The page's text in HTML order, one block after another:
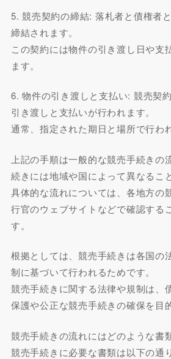
5. 競売契約の締結: 落札者と債権者
締結されます。
この契約には物件の引き渡し日や支
ます。
6. 物件の引き渡しと支払い: 競売契
引き渡しと支払いが行われます。
通常、指定された期日と場所で行わ
上記の手順は一般的な競売手続きの
続きには地域や国によって異なるこ
具体的な流れについては、各地方の
行官のウェブサイトなどで確認する
す。
根拠としては、競売手続きは各国の
制に基づいて行われるためです。
競売手続きに関する法律や規制は、
保護や公正な競売手続きの確保を目
競売手続きの流れにはどのような書
競売手続きに必要な書類は以下の通